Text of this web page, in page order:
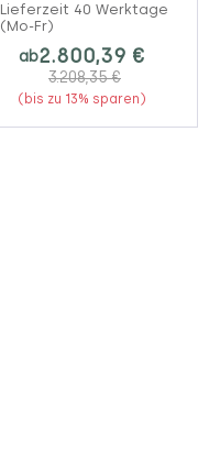
Lieferzeit 40 Werktage
(Mo-Fr)
ab2.800,39 €
3.208,35 €
(bis zu 13% sparen)